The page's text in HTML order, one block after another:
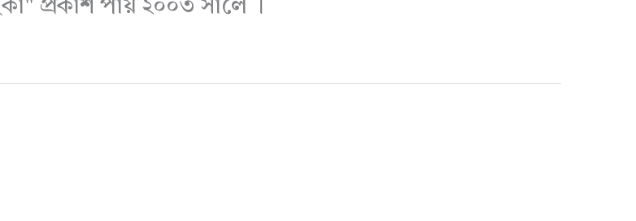
প্রকাশ পায় ২০০৩ সালে ।